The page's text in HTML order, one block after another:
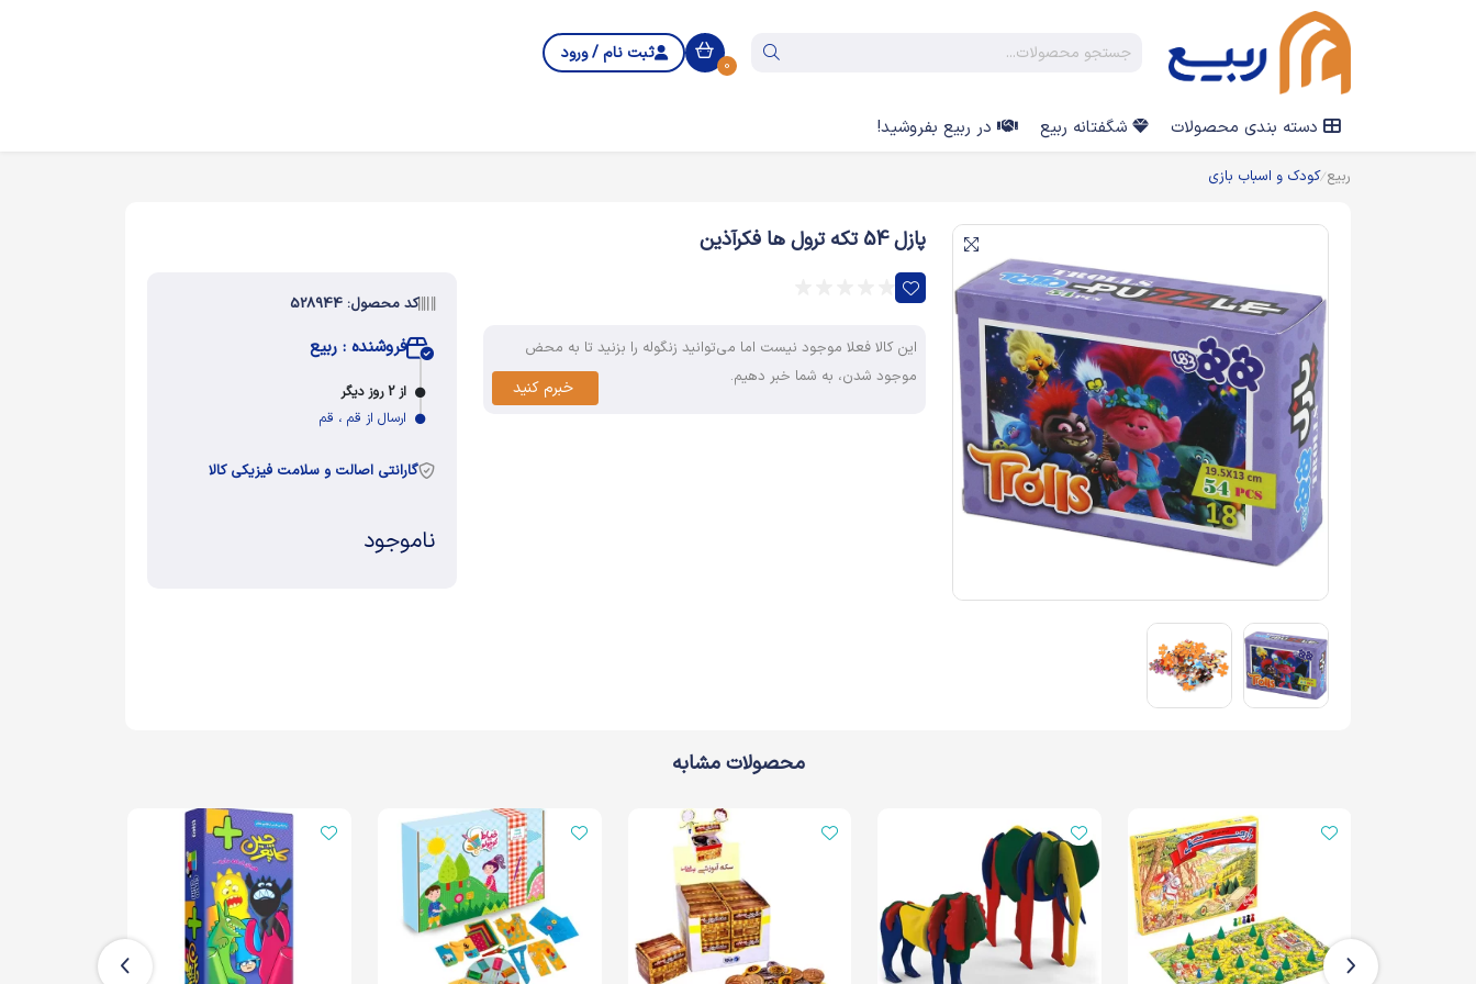
0
ثبت نام / ورود
دسته بندی محصولات شگفتانه ربیع در ربیع بفروشید!
ربیع کودک و اسباب بازی
پازل 54 تکه ترول ها فکرآذین
این کالا فعلا موجود نیست اما می‌توانید زنگوله را بزنید تا به محض
موجود شدن، به شما خبر دهیم.
خبرم کنید
کد محصول: 528944
فروشنده : ربیع
از 2 روز دیگر
ارسال از قم ، قم
گارانتی اصالت و سلامت فیزیکی کالا
ناموجود
محصولات مشابه